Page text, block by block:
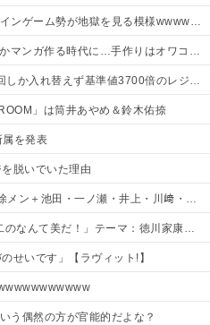
ゲーム勢が地獄を見る模様wwwwww 他
ンガ作る時代に…手作りはオワコン？ 他
値3700倍のレジオネラ菌増殖…その理由がこれｗｗｗｗ 他
」は筒井あやめ＆鈴木佑捺
を発表
脱いでいた理由
・一ノ瀬・井上・川﨑・菅原・中西が全完売
テーマ：徳川家康【2025.8.5 24:00〜 TOKYO MX】
せいです」【ラヴィット!】
う偶然の方が官能的だよな？